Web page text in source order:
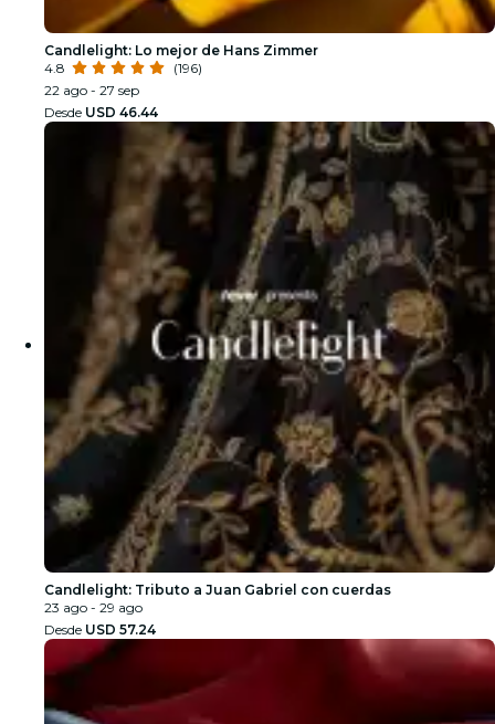
Candlelight: Lo mejor de Hans Zimmer
4.8
(196)
22 ago - 27 sep
Desde USD 46.44
Candlelight: Tributo a Juan Gabriel con cuerdas
23 ago - 29 ago
Desde USD 57.24